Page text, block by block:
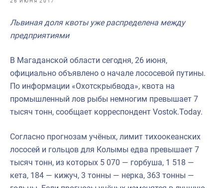
Выставки и конференции
Рыбоохрана России
Отрасль в цифрах
Инфографика
Укрепление духовно-нравственных ценностей
Львиная доля квоты уже распределена между
предприятиями
В Магаданской области сегодня, 26 июня,
официально объявлено о начале лососевой путины.
По информации «Охотскрыбвода», квота на
промышленный лов рыбы немногим превышает 7
тысяч тонн, сообщает корреспондент Vostok.Today.
Согласно прогнозам учёных, лимит тихоокеанских
лососей и гольцов для Колымы едва превышает 7
тысяч тонн, из которых 5 070 — горбуша, 1 518 —
кета, 184 — кижуч, 3 тонны — нерка, 363 тонны —